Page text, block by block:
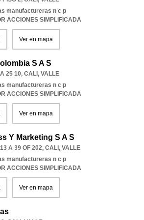
manufactureras n c p
ACCIONES SIMPLIFICADA
Ver en mapa
S A S
25 10, CALI , VALLE
manufactureras n c p
ACCIONES SIMPLIFICADA
Ver en mapa
Y Marketing S A S
A 39 OF 202, CALI , VALLE
manufactureras n c p
ACCIONES SIMPLIFICADA
Ver en mapa